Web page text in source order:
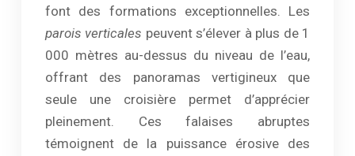
font des formations exceptionnelles. Les
parois verticales peuvent s’élever à plus de 1
000 mètres au-dessus du niveau de l’eau,
offrant des panoramas vertigineux que
seule une croisière permet d’apprécier
pleinement. Ces falaises abruptes
témoignent de la puissance érosive des